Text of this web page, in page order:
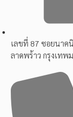
เลขที่ 87 ซอยนาค
ลาดพร้าว กรุงเทพ